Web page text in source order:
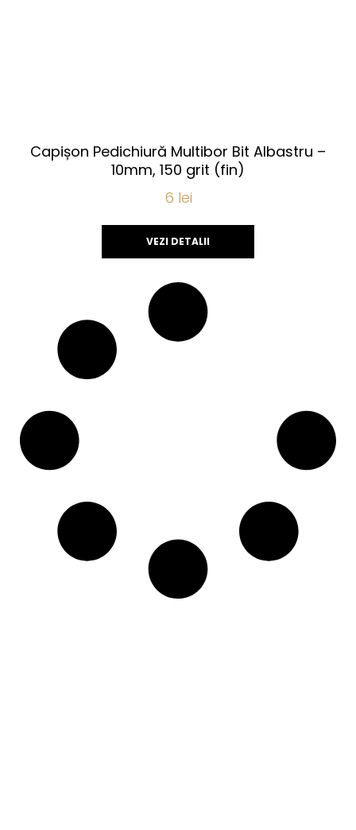
Capișon Pedichiură Multibor Bit Albastru –
10mm, 150 grit (fin)
6 lei
VEZI DETALII